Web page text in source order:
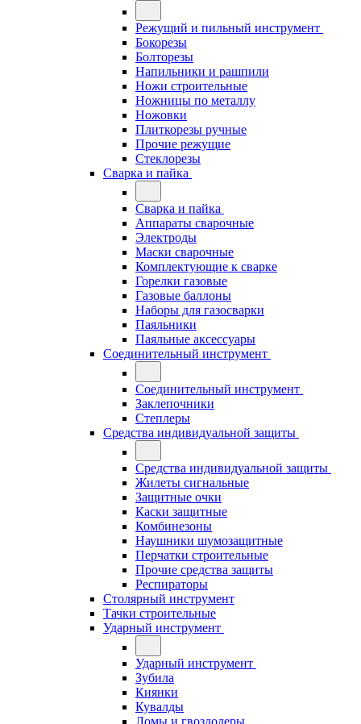
Режущий и пильный инструмент
Бокорезы
Болторезы
Напильники и рашпили
Ножи строительные
Ножницы по металлу
Ножовки
Плиткорезы ручные
Прочие режущие
Стеклорезы
Сварка и пайка
Сварка и пайка
Аппараты сварочные
Электроды
Маски сварочные
Комплектующие к сварке
Горелки газовые
Газовые баллоны
Наборы для газосварки
Паяльники
Паяльные аксессуары
Соединительный инструмент
Соединительный инструмент
Заклепочники
Степлеры
Средства индивидуальной защиты
Средства индивидуальной защиты
Жилеты сигнальные
Защитные очки
Каски защитные
Комбинезоны
Наушники шумозащитные
Перчатки строительные
Прочие средства защиты
Респираторы
Столярный инструмент
Тачки строительные
Ударный инструмент
Ударный инструмент
Зубила
Киянки
Кувалды
Ломы и гвоздодеры